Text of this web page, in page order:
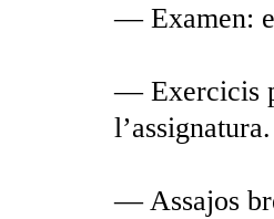
— Examen:
— Exercicis
l’assignatura.
— Assajos